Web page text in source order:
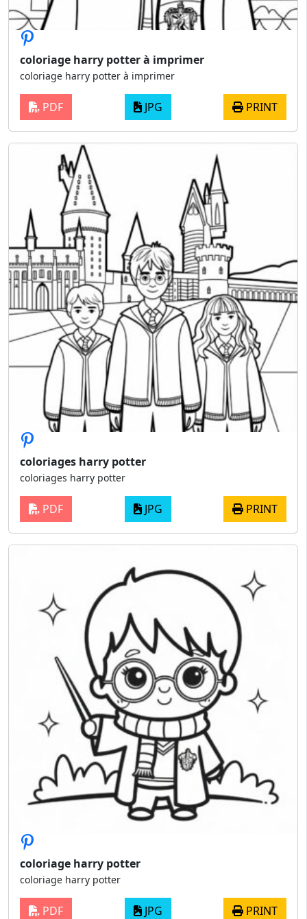
coloriage harry potter à imprimer
coloriage harry potter à imprimer
PDF JPG PRINT
coloriages harry potter
coloriages harry potter
PDF JPG PRINT
coloriage harry potter
coloriage harry potter
PDF JPG PRINT